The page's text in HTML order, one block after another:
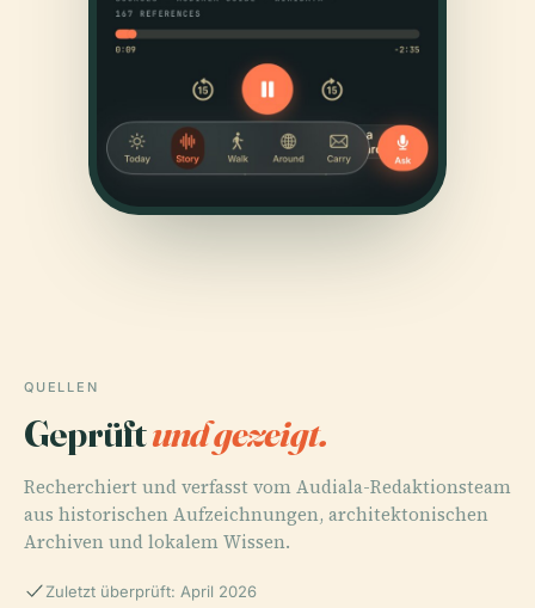
QUELLEN
Geprüftund gezeigt.
Recherchiert und verfasst vom Audiala-Redaktionsteam
aus historischen Aufzeichnungen, architektonischen
Archiven und lokalem Wissen.
Zuletzt überprüft: April 2026